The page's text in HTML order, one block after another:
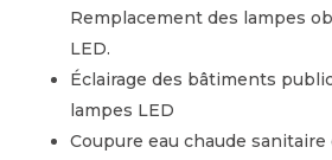
Remplacement des lampes
LED.
Éclairage des bâtiments
lampes LED
Coupure eau chaude